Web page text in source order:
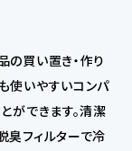
買い置き・作り
使いやすいコンパ
ができます。清潔
臭フィルターで冷